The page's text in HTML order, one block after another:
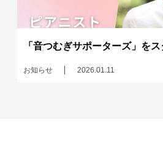
「音つむぎサポーターズ」をス
お知らせ 2026.01.11